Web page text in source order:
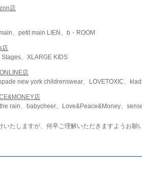
店
、petit main LIEN、b・ROOM
店
、XLARGE KIDS
店
new york childrenswear、LOVETOXIC、
店
rain、babycheer、Love&Peace&Money、
いたしますが、何卒ご理解いただきますようお願